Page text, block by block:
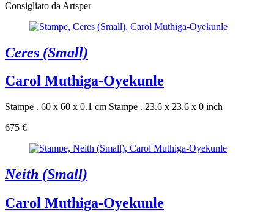
Consigliato da Artsper
Ceres (Small)
Carol Muthiga-Oyekunle
Stampe . 60 x 60 x 0.1 cm Stampe . 23.6 x 23.6 x 0 inch
675 €
Neith (Small)
Carol Muthiga-Oyekunle